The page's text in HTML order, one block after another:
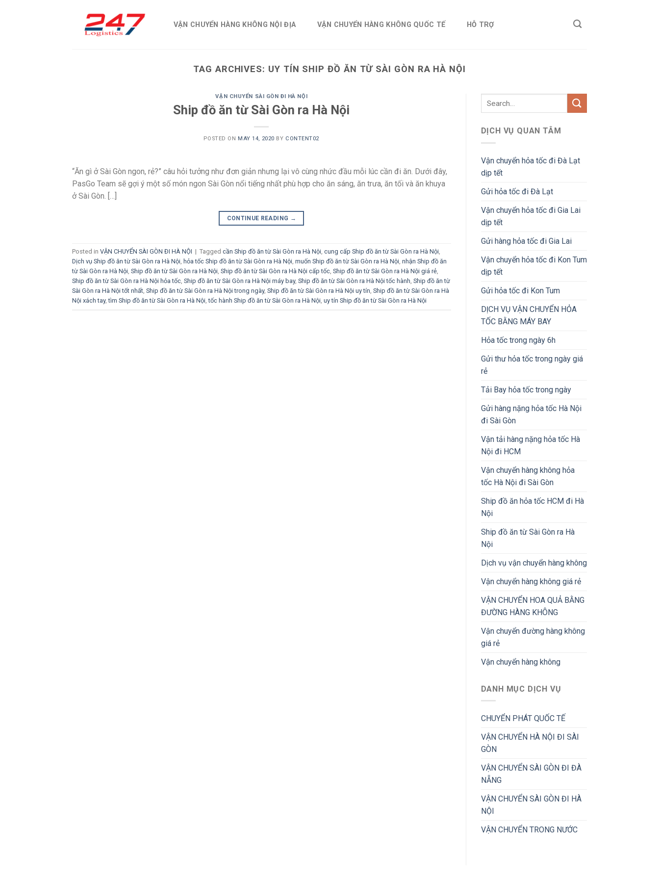
VẬN CHUYỂN HÀNG KHÔNG NỘI ĐỊA VẬN CHUYỂN HÀNG KHÔNG QUỐC TẾ HỖ TRỢ
TAG ARCHIVES: UY TÍN SHIP ĐỒ ĂN TỪ SÀI GÒN RA HÀ NỘI
VẬN CHUYỂN SÀI GÒN ĐI HÀ NỘI
Ship đồ ăn từ Sài Gòn ra Hà Nội
POSTED ON MAY 14, 2020 BY CONTENT02
“Ăn gì ở Sài Gòn ngon, rẻ?” câu hỏi tưởng như đơn giản nhưng lại vô cùng nhức đầu mỗi lúc cần đi ăn. Dưới đây,
PasGo Team sẽ gợi ý một số món ngon Sài Gòn nổi tiếng nhất phù hợp cho ăn sáng, ăn trưa, ăn tối và ăn khuya
ở Sài Gòn. […]
CONTINUE READING →
Posted in VẬN CHUYỂN SÀI GÒN ĐI HÀ NỘI | Tagged cần Ship đồ ăn từ Sài Gòn ra Hà Nội, cung cấp Ship đồ ăn từ Sài Gòn ra Hà Nội,
Dịch vụ Ship đồ ăn từ Sài Gòn ra Hà Nội, hỏa tốc Ship đồ ăn từ Sài Gòn ra Hà Nội, muốn Ship đồ ăn từ Sài Gòn ra Hà Nội, nhận Ship đồ ăn
từ Sài Gòn ra Hà Nội, Ship đồ ăn từ Sài Gòn ra Hà Nội, Ship đồ ăn từ Sài Gòn ra Hà Nội cấp tốc, Ship đồ ăn từ Sài Gòn ra Hà Nội giá rẻ,
Ship đồ ăn từ Sài Gòn ra Hà Nội hỏa tốc, Ship đồ ăn từ Sài Gòn ra Hà Nội máy bay, Ship đồ ăn từ Sài Gòn ra Hà Nội tốc hành, Ship đồ ăn từ
Sài Gòn ra Hà Nội tốt nhất, Ship đồ ăn từ Sài Gòn ra Hà Nội trong ngày, Ship đồ ăn từ Sài Gòn ra Hà Nội uy tín, Ship đồ ăn từ Sài Gòn ra Hà
Nội xách tay,tìm Ship đồ ăn từ Sài Gòn ra Hà Nội,tốc hành Ship đồ ăn từ Sài Gòn ra Hà Nội, uy tín Ship đồ ăn từ Sài Gòn ra Hà Nội
DỊCH VỤ QUAN TÂM
Vận chuyển hỏa tốc đi Đà Lạt
dịp tết
Gửi hỏa tốc đi Đà Lạt
Vận chuyển hỏa tốc đi Gia Lai
dịp tết
Gửi hàng hỏa tốc đi Gia Lai
Vận chuyển hỏa tốc đi Kon Tum
dịp tết
Gửi hỏa tốc đi Kon Tum
DỊCH VỤ VẬN CHUYỂN HỎA
TỐC BẰNG MÁY BAY
Hỏa tốc trong ngày 6h
Gửi thư hỏa tốc trong ngày giá
rẻ
Tải Bay hỏa tốc trong ngày
Gửi hàng nặng hỏa tốc Hà Nội
đi Sài Gòn
Vận tải hàng nặng hỏa tốc Hà
Nội đi HCM
Vận chuyển hàng không hỏa
tốc Hà Nội đi Sài Gòn
Ship đồ ăn hỏa tốc HCM đi Hà
Nội
Ship đồ ăn từ Sài Gòn ra Hà
Nội
Dịch vụ vận chuyển hàng không
Vận chuyển hàng không giá rẻ
VẬN CHUYỂN HOA QUẢ BẰNG
ĐƯỜNG HÀNG KHÔNG
Vận chuyển đường hàng không
giá rẻ
Vận chuyển hàng không
DANH MỤC DỊCH VỤ
CHUYỂN PHÁT QUỐC TẾ
VẬN CHUYỂN HÀ NỘI ĐI SÀI
GÒN
VẬN CHUYỂN SÀI GÒN ĐI ĐÀ
NẴNG
VẬN CHUYỂN SÀI GÒN ĐI HÀ
NỘI
VẬN CHUYỂN TRONG NƯỚC